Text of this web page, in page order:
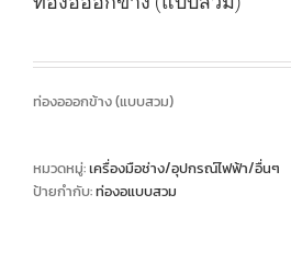
ท่องอออกข้าง (แบบสวม)
หมวดหมู่:เครื่องมือช่าง/อุปกรณ์ไฟฟ้า/อื่นๆ
ป้ายกำกับ:ท่องอแบบสวม